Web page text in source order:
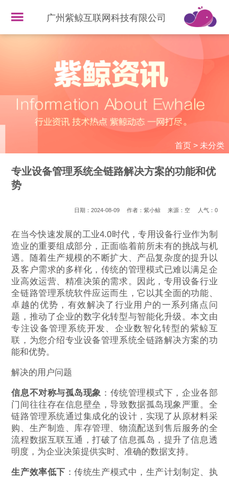
广州紫鲸互联网科技有限公司
首页> 未分类
专业设备管理系统全链路解决方案的功能和优
势
日期：2024-08-09 作者：紫小鲸 来源：空 人气： 0
在当今快速发展的工业4.0时代，专用设备行业作为制
造业的重要组成部分，正面临着前所未有的挑战与机
遇。随着生产规模的不断扩大、产品复杂度的提升以
及客户需求的多样化，传统的管理模式已难以满足企
业高效运营、精准决策的需求。因此，专用设备行业
全链路管理系统软件应运而生，它以其全面的功能、
卓越的优势，有效解决了行业用户的一系列痛点问
题，推动了企业的数字化转型与智能化升级。本文由
专注设备管理系统开发、企业数智化转型的紫鲸互
联，为您介绍专业设备管理系统全链路解决方案的功
能和优势。
解决的用户问题
信息不对称与孤岛现象 ：传统管理模式下，企业各部
门间往往存在信息壁垒，导致数据孤岛现象严重。全
链路管理系统通过集成化的设计，实现了从原材料采
购、生产制造、库存管理、物流配送到售后服务的全
流程数据互联互通，打破了信息孤岛，提升了信息透
明度，为企业决策提供实时、准确的数据支持。
生产效率低下 ：传统生产模式中，生产计划制定、执